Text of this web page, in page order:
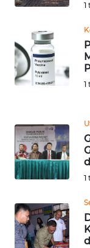
1
1
1
TANJUNG
LESUNG
WN
WN
SIMALUNGUN
WN
LABUHANBATU
WN
TAPANULI
TENGAH